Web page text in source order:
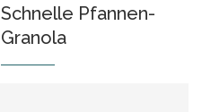
Schnelle Pfannen-
Granola